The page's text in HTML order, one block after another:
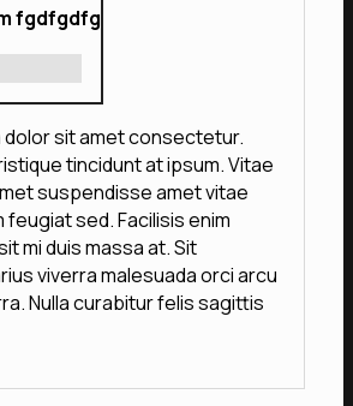
fgdfgdfg
dolor sit amet consectetur.
tincidunt at ipsum. Vitae
suspendisse amet vitae
sed. Facilisis enim
mi duis massa at. Sit
viverra malesuada orci arcu
Nulla curabitur felis sagittis